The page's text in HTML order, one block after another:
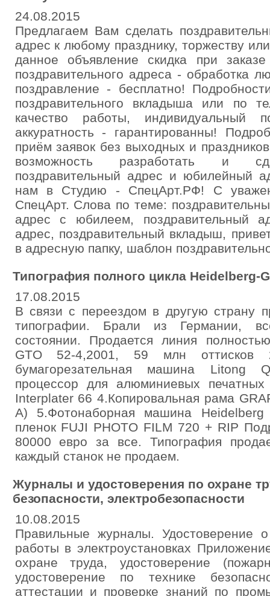
24.08.2015
Предлагаем Вам сделать
адрес к любому празднику, торжеству
данное объявление скидка при
поздравительного адреса - обработка
поздравление - бесплатно!
поздравительного вкладыша или по
качество работы, индивидуальный
аккуратность - гарантированны!
приём заявок без выходных и
возможность разработать и
поздравительный адрес и юбилейный
нам в Студию - СпецАрт.РФ! С
СпецАрт. Слова по теме:
адрес с юбилеем, поздравительный
адрес, поздравительный вкладыш,
в адресную папку, шаблон
Типография полного цикла Heidelberg-
17.08.2015
В связи с переездом в другую страну
типографии. Брали из Германии,
состоянии. Продается линия
GTO 52-4,2001, 59 млн оттисков
бумагорезательная машина Litong
процессор для алюминиевых
Interplater 66 4.Копировальная рама
A) 5.Фотонаборная машина
пленок FUJI PHOTO FILM 720 + RIP
80000 евро за все. Типография
каждый станок не продаем.
Журналы и удостоверения по охране
безопасности, электробезопасности
10.08.2015
Правильные журналы. Удостоверение
работы в электроустановках
охране труда, удостоверение
удостоверение по технике
аттестации и проверке знаний по